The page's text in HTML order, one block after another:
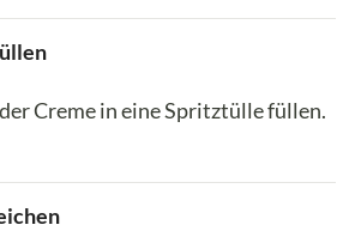
Creme in eine Spritztülle füllen.